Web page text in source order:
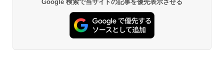
Google 検索で当サイトの記事を優先表示させる